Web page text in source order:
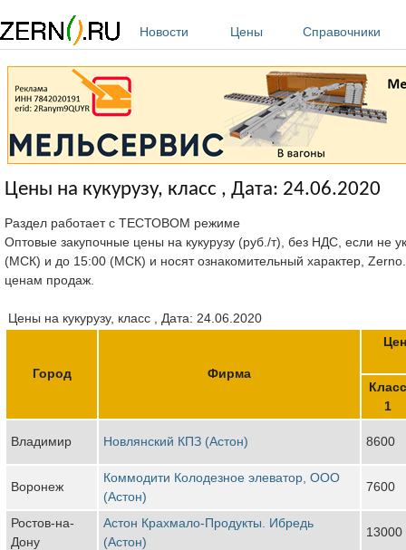
Новости
Цены Справочники
Цены на кукурузу, класс , Дата: 24.06.2020
Раздел работает с ТЕСТОВОМ режиме
Оптовые закупочные цены на кукурузу (руб./т), без НДС, если не
(МСК) и до 15:00 (МСК) и носят ознакомительный характер,
ценам продаж.
Цены на кукурузу, класс , Дата: 24.06.2020
Город Фирма
Класс
1
Владимир Новлянский КПЗ (Астон) 8600
Воронеж
Коммодити Колодезное элеватор, ООО
(Астон)
7600
Ростов-на-
Дону
Астон Крахмало-Продукты. Ибредь
(Астон)
13000